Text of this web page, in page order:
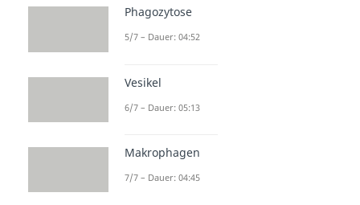
Phagozytose
5/7 – Dauer: 04:52
Vesikel
6/7 – Dauer: 05:13
Makrophagen
7/7 – Dauer: 04:45